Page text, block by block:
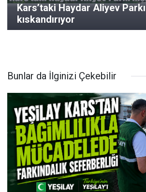
Kars’taki Haydar Aliyev Parkı
kıskandırıyor
Bunlar da İlginizi Çekebilir